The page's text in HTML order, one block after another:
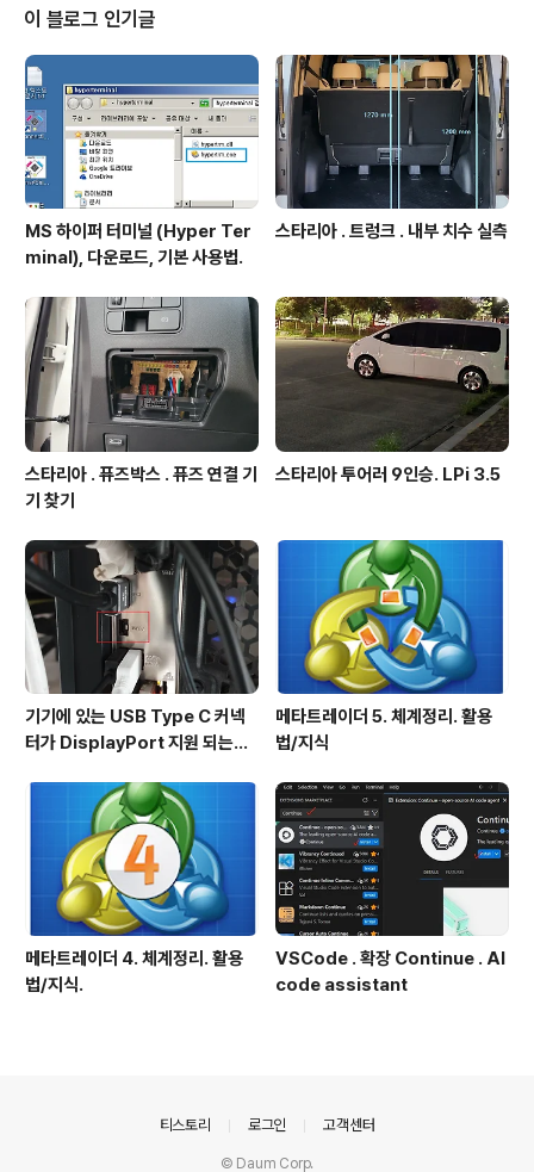
Go, Objective-C, Lua, HTML, JavaScript, CSS, J
ava, Ruby, SQL, Perl, Jade, XML, Co.. igotit.tistor
y.com 설치2. Node.js 설치. -..
이 블로그 인기글
MS 하이퍼 터미널 (Hyper Ter
minal), 다운로드, 기본 사용법.
스타리아 . 트렁크 . 내부 치수 실측
스타리아 . 퓨즈박스 . 퓨즈 연결 기
기 찾기
스타리아 투어러 9인승. LPi 3.5
기기에 있는 USB Type C 커넥
터가 DisplayPort 지원 되는지
메타트레이더 5. 체계정리. 활용
법/지식
메타트레이더 4. 체계정리. 활용
법/지식.
VSCode . 확장 Continue . AI
code assistant
티스토리 로그인 고객센터
© Daum Corp.